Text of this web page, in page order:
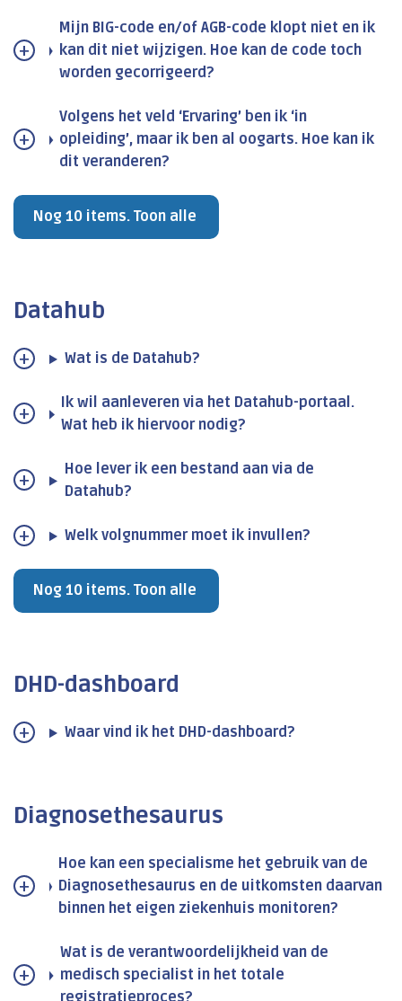
Mijn BIG-code en/of AGB-code klopt niet en ik
kan dit niet wijzigen. Hoe kan de code toch
worden gecorrigeerd?
Volgens het veld ‘Ervaring’ ben ik ‘in
opleiding’, maar ik ben al oogarts. Hoe kan ik
dit veranderen?
Nog 10 items. Toon alle
Datahub
Wat is de Datahub?
Ik wil aanleveren via het Datahub-portaal.
Wat heb ik hiervoor nodig?
Hoe lever ik een bestand aan via de
Datahub?
Welk volgnummer moet ik invullen?
Nog 10 items. Toon alle
DHD-dashboard
Waar vind ik het DHD-dashboard?
Diagnosethesaurus
Hoe kan een specialisme het gebruik van de
Diagnosethesaurus en de uitkomsten daarvan
binnen het eigen ziekenhuis monitoren?
Wat is de verantwoordelijkheid van de
medisch specialist in het totale